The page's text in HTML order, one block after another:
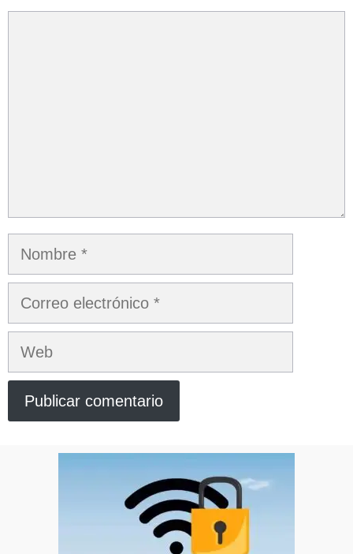
Nombre
Correo
electrónico
Web